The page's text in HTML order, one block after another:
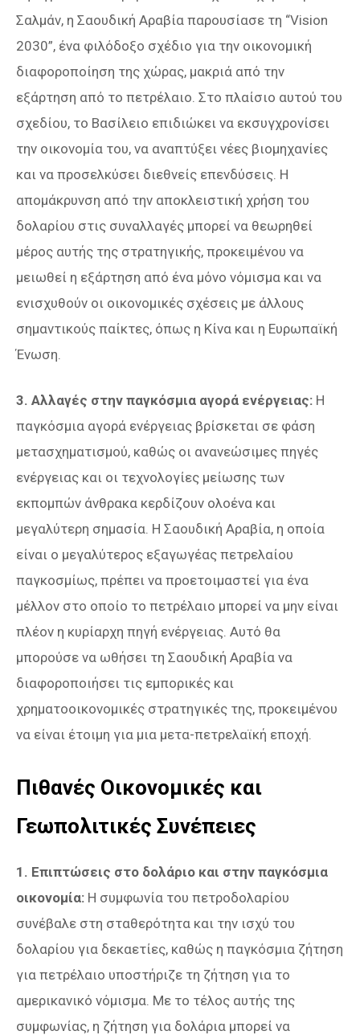
Σαλμάν, η Σαουδική Αραβία παρουσίασε τη “Vision
2030”, ένα φιλόδοξο σχέδιο για την οικονομική
διαφοροποίηση της χώρας, μακριά από την
εξάρτηση από το πετρέλαιο. Στο πλαίσιο αυτού του
σχεδίου, το Βασίλειο επιδιώκει να εκσυγχρονίσει
την οικονομία του, να αναπτύξει νέες βιομηχανίες
και να προσελκύσει διεθνείς επενδύσεις. Η
απομάκρυνση από την αποκλειστική χρήση του
δολαρίου στις συναλλαγές μπορεί να θεωρηθεί
μέρος αυτής της στρατηγικής, προκειμένου να
μειωθεί η εξάρτηση από ένα μόνο νόμισμα και να
ενισχυθούν οι οικονομικές σχέσεις με άλλους
σημαντικούς παίκτες, όπως η Κίνα και η Ευρωπαϊκή
Ένωση.
3. Αλλαγές στην παγκόσμια αγορά ενέργειας: Η
παγκόσμια αγορά ενέργειας βρίσκεται σε φάση
μετασχηματισμού, καθώς οι ανανεώσιμες πηγές
ενέργειας και οι τεχνολογίες μείωσης των
εκπομπών άνθρακα κερδίζουν ολοένα και
μεγαλύτερη σημασία. Η Σαουδική Αραβία, η οποία
είναι ο μεγαλύτερος εξαγωγέας πετρελαίου
παγκοσμίως, πρέπει να προετοιμαστεί για ένα
μέλλον στο οποίο το πετρέλαιο μπορεί να μην είναι
πλέον η κυρίαρχη πηγή ενέργειας. Αυτό θα
μπορούσε να ωθήσει τη Σαουδική Αραβία να
διαφοροποιήσει τις εμπορικές και
χρηματοοικονομικές στρατηγικές της, προκειμένου
να είναι έτοιμη για μια μετα-πετρελαϊκή εποχή.
Πιθανές Οικονομικές και
Γεωπολιτικές Συνέπειες
1. Επιπτώσεις στο δολάριο και στην παγκόσμια
οικονομία: Η συμφωνία του πετροδολαρίου
συνέβαλε στη σταθερότητα και την ισχύ του
δολαρίου για δεκαετίες, καθώς η παγκόσμια ζήτηση
για πετρέλαιο υποστήριζε τη ζήτηση για το
αμερικανικό νόμισμα. Με το τέλος αυτής της
συμφωνίας, η ζήτηση για δολάρια μπορεί να